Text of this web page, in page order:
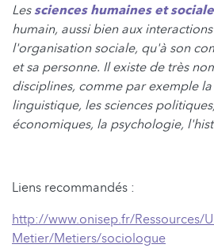
Lessciences humaines et
humain, aussi bien aux
l'organisation sociale, qu'à son
et sa personne. Il existe de très
disciplines, comme par exemple
linguistique, les sciences
économiques, la psychologie,
Liens recommandés :
http://www.onisep.fr/Ressources/
Metier/Metiers/sociologue